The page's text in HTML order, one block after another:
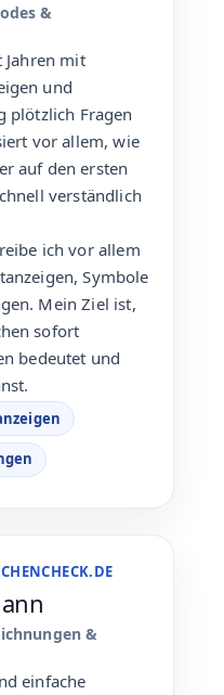
&
Jahren mit
und
plötzlich Fragen
vor allem, wie
auf den ersten
verständlich
ich vor allem
Symbole
Mein Ziel ist,
sofort
bedeutet und
&
einfache